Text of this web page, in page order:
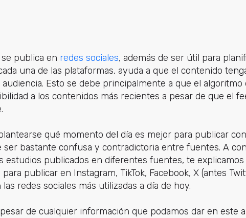
publica en redes sociales, además de ser útil para
una de las plataformas, ayuda a que el contenido
Esto se debe principalmente a que el algoritmo
a los contenidos más recientes a pesar de que el
qué momento del día es mejor para publicar
ser bastante confusa y contradictoria entre fuentes. A
estudios publicados en diferentes fuentes, te
publicar en Instagram, TikTok, Facebook, X (antes
redes sociales más utilizadas a día de hoy.
de cualquier información que podamos dar en este